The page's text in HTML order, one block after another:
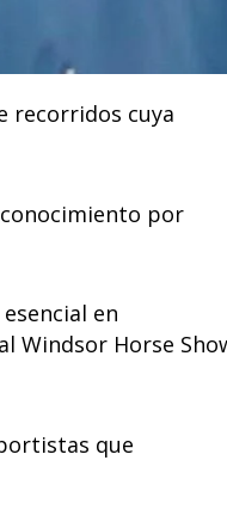
recorridos cuya
por
en
Windsor Horse
que